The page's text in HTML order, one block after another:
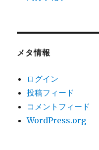
メタ情報
ログイン
投稿フィード
コメントフィード
WordPress.org